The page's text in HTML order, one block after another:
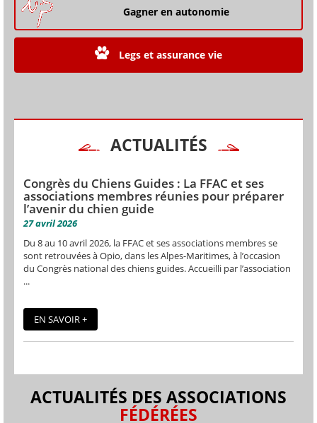
Gagner en autonomie
Legs et assurance vie
ACTUALITÉS
Congrès du Chiens Guides : La FFAC et ses
associations membres réunies pour préparer
l’avenir du chien guide
27 avril 2026
Du 8 au 10 avril 2026, la FFAC et ses associations membres se
sont retrouvées à Opio, dans les Alpes-Maritimes, à l’occasion
du Congrès national des chiens guides. Accueilli par l’association
...
EN SAVOIR +
ACTUALITÉS DES ASSOCIATIONS
FÉDÉRÉES